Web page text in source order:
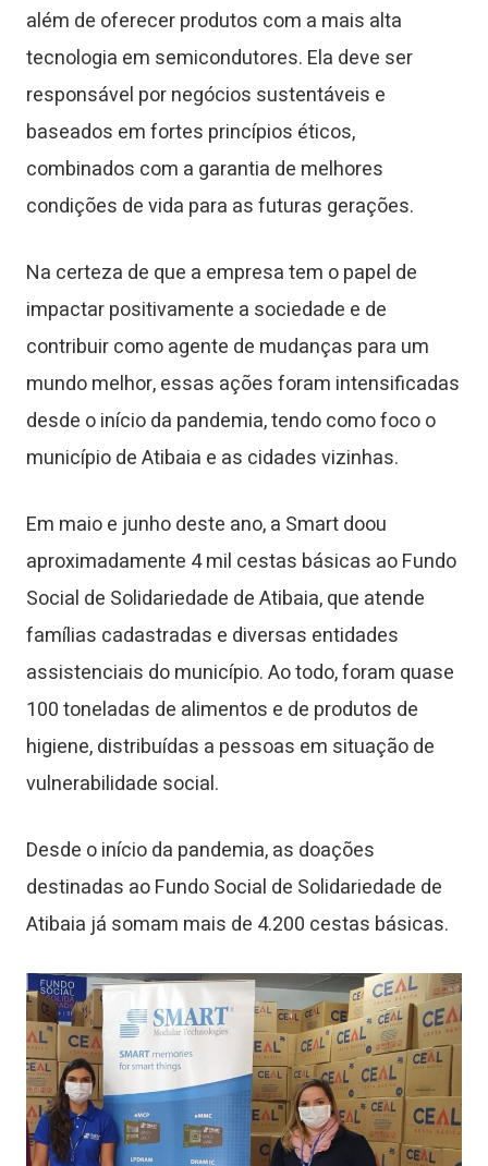
além de oferecer produtos com a mais alta
tecnologia em semicondutores. Ela deve ser
responsável por negócios sustentáveis e
baseados em fortes princípios éticos,
combinados com a garantia de melhores
condições de vida para as futuras gerações.
Na certeza de que a empresa tem o papel de
impactar positivamente a sociedade e de
contribuir como agente de mudanças para um
mundo melhor, essas ações foram intensificadas
desde o início da pandemia, tendo como foco o
município de Atibaia e as cidades vizinhas.
Em maio e junho deste ano, a Smart doou
aproximadamente 4 mil cestas básicas ao Fundo
Social de Solidariedade de Atibaia, que atende
famílias cadastradas e diversas entidades
assistenciais do município. Ao todo, foram quase
100 toneladas de alimentos e de produtos de
higiene, distribuídas a pessoas em situação de
vulnerabilidade social.
Desde o início da pandemia, as doações
destinadas ao Fundo Social de Solidariedade de
Atibaia já somam mais de 4.200 cestas básicas.